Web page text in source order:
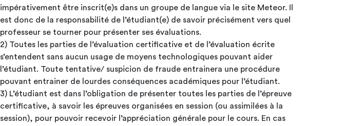
impérativement être inscrit(e)s dans un groupe de langue via le site Meteor. Il
est donc de la responsabilité de l’étudiant(e) de savoir précisément vers quel
professeur se tourner pour présenter ses évaluations.
2) Toutes les parties de l’évaluation certificative et de l’évaluation écrite
s’entendent sans aucun usage de moyens technologiques pouvant aider
l’étudiant. Toute tentative/ suspicion de fraude entrainera une procédure
pouvant entrainer de lourdes conséquences académiques pour l’étudiant.
3) L’étudiant est dans l’obligation de présenter toutes les parties de l’épreuve
certificative, à savoir les épreuves organisées en session (ou assimilées à la
session), pour pouvoir recevoir l’appréciation générale pour le cours. En cas